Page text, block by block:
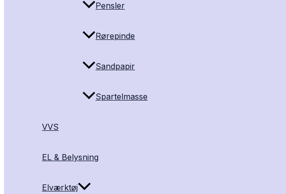
Pensler
Rørepinde
Sandpapir
Spartelmasse
VVS
EL & Belysning
Elværktøj